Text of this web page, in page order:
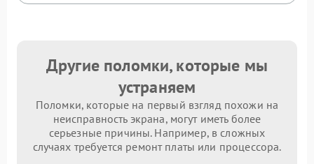
Другие поломки, которые мы
устраняем
Поломки, которые на первый взгляд похожи на
неисправность экрана, могут иметь более
серьезные причины. Например, в сложных
случаях требуется ремонт платы или процессора.